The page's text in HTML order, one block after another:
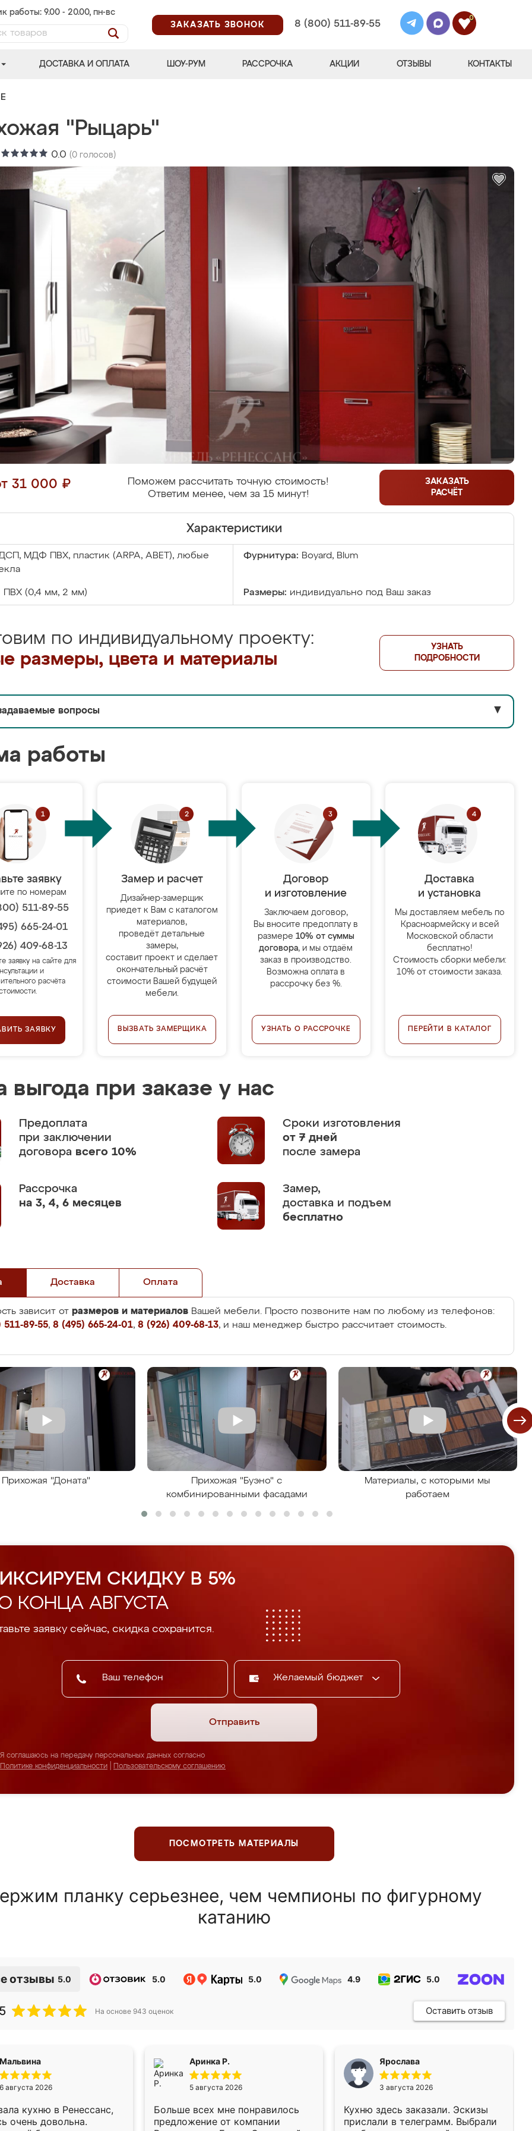
работы: 9.00 - 20.00, пн-вс
ЗАКАЗАТЬ ЗВОНОК
8 (800) 511-89-55
0
ДОСТАВКА И ОПЛАТА ШОУ-РУМ РАССРОЧКА АКЦИИ ОТЗЫВЫ КОНТАКТЫ
"Рыцарь"
0.0 (0 голосов)
31 000 ₽
Поможем рассчитать точную стоимость!
Ответим менее, чем за 15 минут!
ЗАКАЗАТЬ
РАСЧЁТ
Характеристики
МДФ ПВХ, пластик (ARPA, ABET), любые
Фурнитура: Boyard, Blum
ПВХ (0,4 мм, 2 мм) Размеры: индивидуально под Ваш заказ
по индивидуальному проекту:
размеры, цвета и материалы
УЗНАТЬ
ПОДРОБНОСТИ
вопросы ▼
работы
заявку
по номерам
511-89-55
665-24-01
409-68-13
заявку на сайте для
и
расчёта
ЗАЯВКУ
Замер и расчет
Дизайнер-замерщик
приедет к Вам с каталогом
материалов,
проведёт детальные
замеры,
составит проект и сделает
окончательный расчёт
стоимости Вашей будущей
мебели.
ВЫЗВАТЬ ЗАМЕРЩИКА
Договор
и изготовление
Заключаем договор,
Вы вносите предоплату в
размере 10% от суммы
договора, и мы отдаём
заказ в производство.
Возможна оплата в
рассрочку без %.
УЗНАТЬ О РАССРОЧКЕ
Доставка
и установка
Мы доставляем мебель по
Красноармейску и всей
Московской области
бесплатно!
Стоимость сборки мебели:
10% от стоимости заказа.
ПЕРЕЙТИ В КАТАЛОГ
выгода при заказе у нас
Предоплата
при заключении
договора всего 10%
Сроки изготовления
от 7 дней
после замера
Рассрочка
на 3, 4, 6 месяцев
Замер,
доставка и подъем
бесплатно
Доставка Оплата
зависит от размеров и материалов Вашей мебели. Просто позвоните нам по любому из телефонов:
89-55, 8 (495) 665-24-01, 8 (926) 409-68-13, и наш менеджер быстро рассчитает стоимость.
Прихожая "Доната"
Прихожая "Буэно" с
комбинированными фасадами
Материалы, с которыми мы
работаем
СКИДКУ В 5%
КОНЦА АВГУСТА
заявку сейчас, скидка сохранится.
Желаемый бюджет
Отправить
Я соглашаюсь на передачу персональных данных согласно
Политике конфиденциальности
Пользовательскому соглашению
ПОСМОТРЕТЬ МАТЕРИАЛЫ
планку серьезнее, чем чемпионы по фигурному
катанию
отзывы 5.0 5.0 5.0 4.9 5.0
На основе 943 оценок Оставить отзыв
Мальвина
6 августа 2026
кухню в Ренессанс,
очень довольна.
Аринка Р.
5 августа 2026
Больше всех мне понравилось
предложение от компании
Ярослава
3 августа 2026
Кухню здесь заказали. Эскизы
прислали в телеграмм. Выбрали